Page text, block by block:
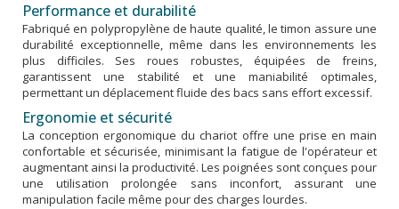
Performance et durabilité
Fabriqué en polypropylène de haute qualité, le timon assure une
durabilité exceptionnelle, même dans les environnements les
plus difficiles. Ses roues robustes, équipées de freins,
garantissent une stabilité et une maniabilité optimales,
permettant un déplacement fluide des bacs sans effort excessif.
Ergonomie et sécurité
La conception ergonomique du chariot offre une prise en main
confortable et sécurisée, minimisant la fatigue de l'opérateur et
augmentant ainsi la productivité. Les poignées sont conçues pour
une utilisation prolongée sans inconfort, assurant une
manipulation facile même pour des charges lourdes.